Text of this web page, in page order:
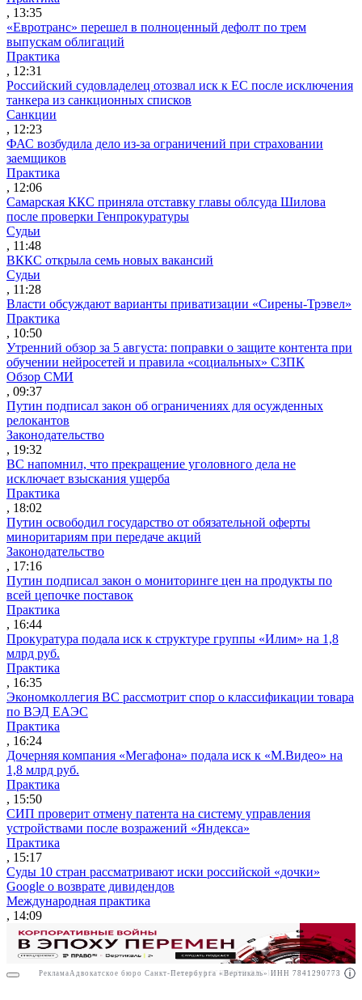
РекламаАО"ПРАВО.РУ" ИНН: 7708095468
, 13:35
«Евротранс» перешел в полноценный дефолт по трем
выпускам облигаций
Практика
, 12:31
Российский судовладелец отозвал иск к ЕС после исключения
танкера из санкционных списков
Санкции
, 12:23
ФАС возбудила дело из-за ограничений при страховании
заемщиков
Практика
, 12:06
Самарская ККС приняла отставку главы облсуда Шилова
после проверки Генпрокуратуры
Судьи
, 11:48
ВККС открыла семь новых вакансий
Судьи
, 11:28
Власти обсуждают варианты приватизации «Сирены-Трэвел»
Практика
, 10:50
Утренний обзор за 5 августа: поправки о защите контента при
обучении нейросетей и правила «социальных» СЗПК
Обзор СМИ
, 09:37
Путин подписал закон об ограничениях для осужденных
релокантов
Законодательство
, 19:32
ВС напомнил, что прекращение уголовного дела не
исключает взыскания ущерба
Практика
, 18:02
Путин освободил государство от обязательной оферты
миноритариям при передаче акций
Законодательство
, 17:16
Путин подписал закон о мониторинге цен на продукты по
всей цепочке поставок
Практика
, 16:44
Прокуратура подала иск к структуре группы «Илим» на 1,8
млрд руб.
Практика
, 16:35
Экономколлегия ВС рассмотрит спор о классификации товара
по ВЭД ЕАЭС
Практика
, 16:24
Дочерняя компания «Мегафона» подала иск к «М.Видео» на
1,8 млрд руб.
Практика
, 15:50
СИП проверит отмену патента на систему управления
устройствами после возражений «Яндекса»
Практика
, 15:17
Суды 10 стран рассматривают иски российской «дочки»
Google о возврате дивидендов
Международная практика
, 14:09
Реклама Адвокатское бюро Санкт-Петербурга «Вертикаль» ИНН 7841290773